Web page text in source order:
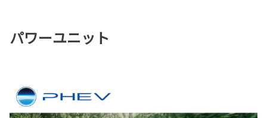
パワーユニット